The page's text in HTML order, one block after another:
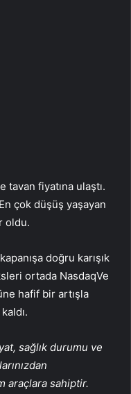
tavan fiyatına ulaştı.
En çok düşüş yaşayan
oldu.
doğru karışık
ortada NasdaqVe
hafif bir artışla
sağlık durumu ve
araçlara sahiptir.